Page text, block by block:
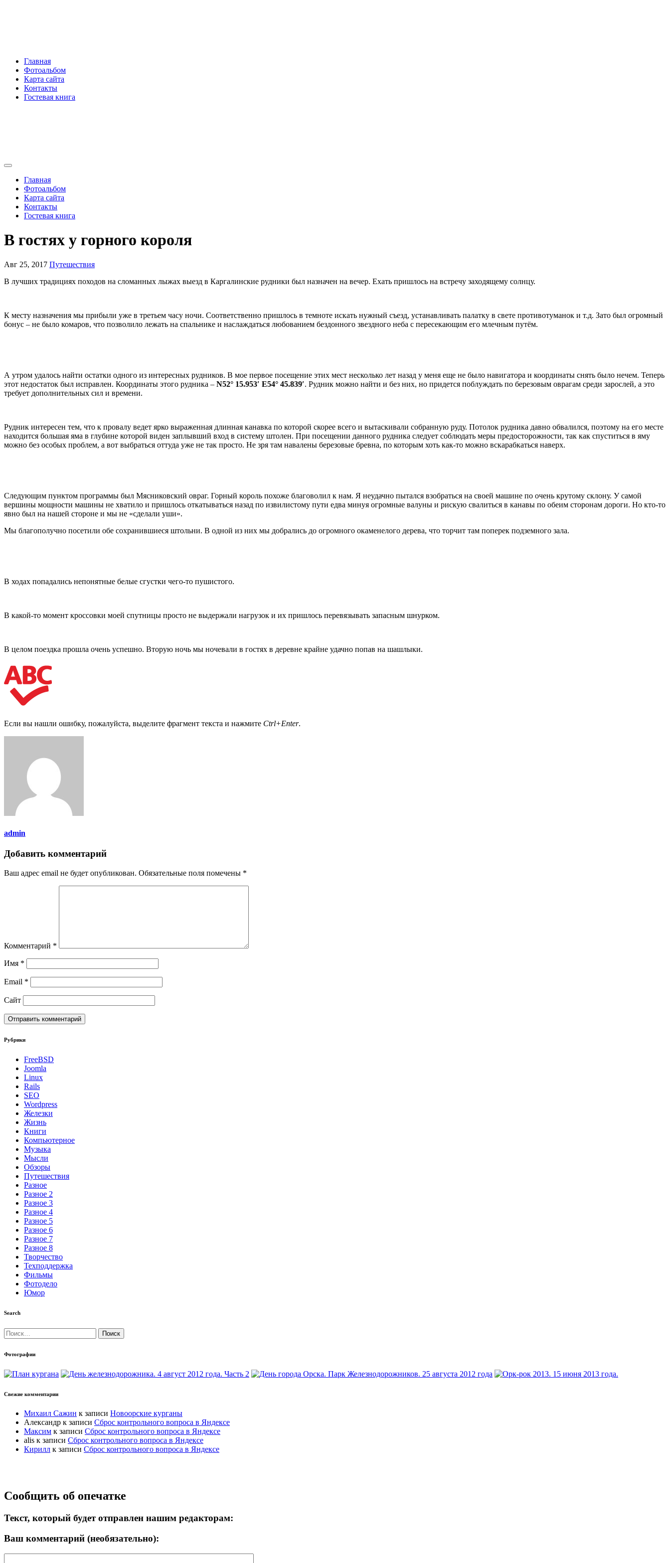
Главная
Фотоальбом
Карта сайта
Контакты
Гостевая книга
Главная
Фотоальбом
Карта сайта
Контакты
Гостевая книга
В гостях у горного короля
Авг 25, 2017 Путешествия
В лучших традициях походов на сломанных лыжах выезд в Каргалинские рудники был назначен на вечер. Ехать пришлось на встречу заходящему солнцу.
К месту назначения мы прибыли уже в третьем часу ночи. Соответственно пришлось в темноте искать нужный съезд, устанавливать палатку в свете противотуманок и т.д. Зато был огромный
бонус – не было комаров, что позволило лежать на спальнике и наслаждаться любованием бездонного звездного неба с пересекающим его млечным путём.
А утром удалось найти остатки одного из интересных рудников. В мое первое посещение этих мест несколько лет назад у меня еще не было навигатора и координаты снять было нечем. Теперь
этот недостаток был исправлен. Координаты этого рудника – N52° 15.953′ E54° 45.839′. Рудник можно найти и без них, но придется поблуждать по березовым оврагам среди зарослей, а это
требует дополнительных сил и времени.
Рудник интересен тем, что к провалу ведет ярко выраженная длинная канавка по которой скорее всего и вытаскивали собранную руду. Потолок рудника давно обвалился, поэтому на его месте
находится большая яма в глубине которой виден заплывший вход в систему штолен. При посещении данного рудника следует соблюдать меры предосторожности, так как спуститься в яму
можно без особых проблем, а вот выбраться оттуда уже не так просто. Не зря там навалены березовые бревна, по которым хоть как-то можно вскарабкаться наверх.
Следующим пунктом программы был Мясниковский овраг. Горный король похоже благоволил к нам. Я неудачно пытался взобраться на своей машине по очень крутому склону. У самой
вершины мощности машины не хватило и пришлось откатываться назад по извилистому пути едва минуя огромные валуны и рискую свалиться в канавы по обеим сторонам дороги. Но кто-то
явно был на нашей стороне и мы не «сделали уши».
Мы благополучно посетили обе сохранившиеся штольни. В одной из них мы добрались до огромного окаменелого дерева, что торчит там поперек подземного зала.
В ходах попадались непонятные белые сгустки чего-то пушистого.
В какой-то момент кроссовки моей спутницы просто не выдержали нагрузок и их пришлось перевязывать запасным шнурком.
В целом поездка прошла очень успешно. Вторую ночь мы ночевали в гостях в деревне крайне удачно попав на шашлыки.
Если вы нашли ошибку, пожалуйста, выделите фрагмент текста и нажмите Ctrl+Enter.
admin
Добавить комментарий
Ваш адрес email не будет опубликован. Обязательные поля помечены *
Комментарий *
Имя *
Email *
Сайт
Рубрики
FreeBSD
Joomla
Linux
Rails
SEO
Wordpress
Железки
Жизнь
Книги
Компьютерное
Музыка
Мысли
Обзоры
Путешествия
Разное
Разное 2
Разное 3
Разное 4
Разное 5
Разное 6
Разное 7
Разное 8
Творчество
Техподдержка
Фильмы
Фотодело
Юмор
Search
Найти:
Фотографии
Свежие комментарии
Михаил Сажин к записи Новоорские курганы
Александр к записи Сброс контрольного вопроса в Яндексе
Максим к записи Сброс контрольного вопроса в Яндексе
alis к записи Сброс контрольного вопроса в Яндексе
Кирилл к записи Сброс контрольного вопроса в Яндексе
Прокрутка
вверх
Сообщить об опечатке
Текст, который будет отправлен нашим редакторам:
Ваш комментарий (необязательно):